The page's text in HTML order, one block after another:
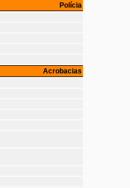
Polícia
Acrobacias